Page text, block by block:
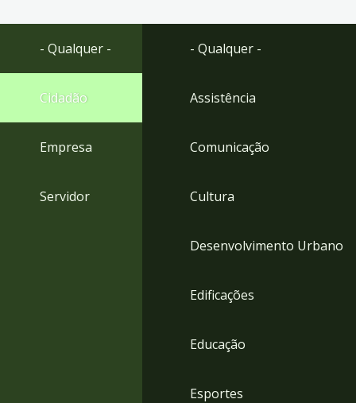
Ir
rodapé
- Qualquer -
Cidadão
Empresa
Servidor
- Qualquer -
Assistência
Comunicação
Cultura
Desenvolvimento Urbano
Edificações
Educação
Esportes